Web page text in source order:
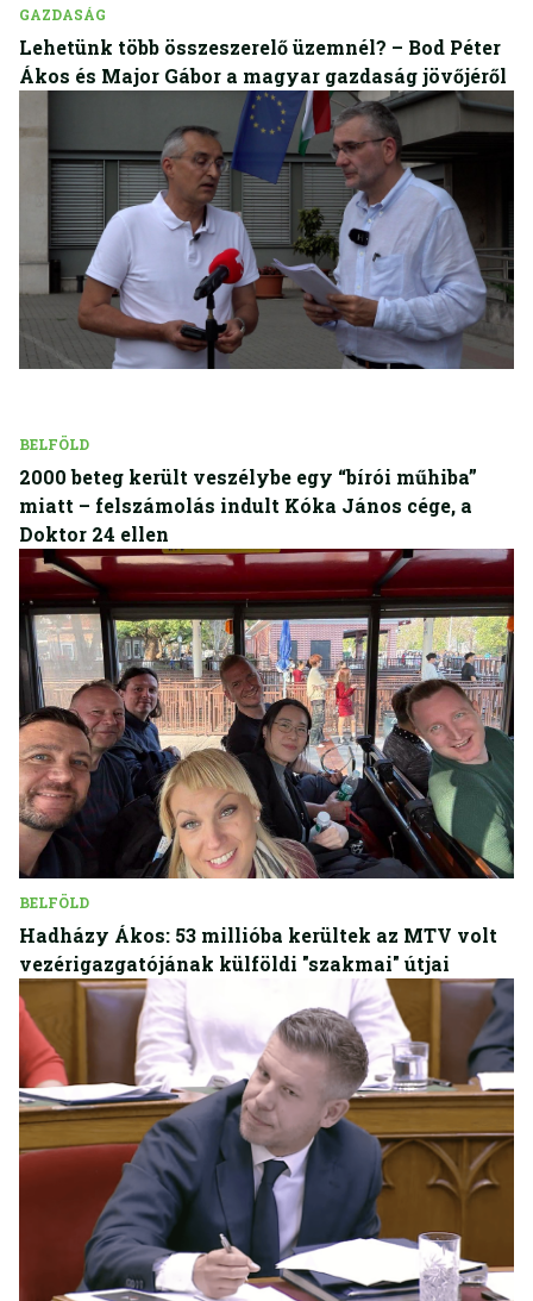
GAZDASÁG
Lehetünk több összeszerelő üzemnél? – Bod Péter
Ákos és Major Gábor a magyar gazdaság jövőjéről
BELFÖLD
2000 beteg került veszélybe egy “bírói műhiba”
miatt – felszámolás indult Kóka János cége, a
Doktor 24 ellen
BELFÖLD
Hadházy Ákos: 53 millióba kerültek az MTV volt
vezérigazgatójának külföldi "szakmai" útjai